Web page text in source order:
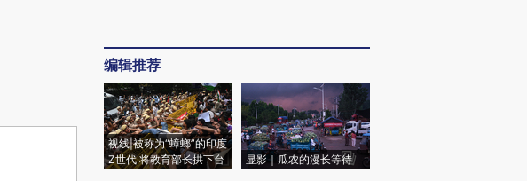
编辑推荐
视线|被称为“蟑螂”的印度
Z世代 将教育部长拱下台
显影｜瓜农的漫长等待